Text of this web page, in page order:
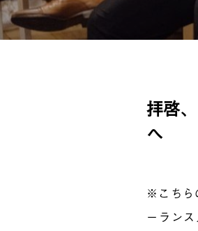
拝啓
へ
※こちら
ーラン